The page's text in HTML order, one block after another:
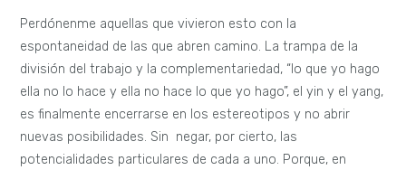
Perdónenme aquellas que vivieron esto con la
espontaneidad de las que abren camino. La trampa de la
división del trabajo y la complementariedad, “lo que yo hago
ella no lo hace y ella no hace lo que yo hago”, el yin y el yang,
es finalmente encerrarse en los estereotipos y no abrir
nuevas posibilidades. Sin negar, por cierto, las
potencialidades particulares de cada a uno. Porque, en